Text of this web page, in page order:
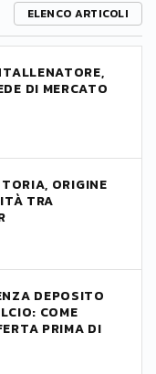
ELENCO ARTICOLI
DI MERCATO
ORIGINE
TRA
DEPOSITO
COME
PRIMA DI